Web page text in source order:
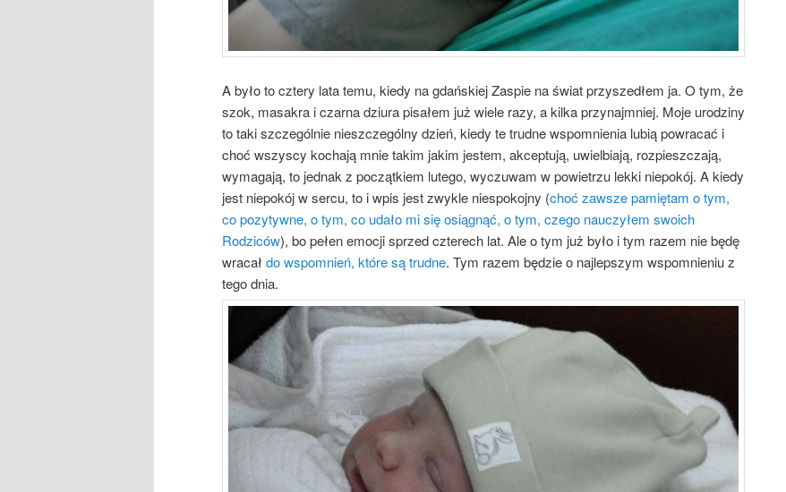
A było to cztery lata temu, kiedy na gdańskiej Zaspie na świat przyszedłem ja. O tym, że
szok, masakra i czarna dziura pisałem już wiele razy, a kilka przynajmniej. Moje urodziny
to taki szczególnie nieszczególny dzień, kiedy te trudne wspomnienia lubią powracać i
choć wszyscy kochają mnie takim jakim jestem, akceptują, uwielbiają, rozpieszczają,
wymagają, to jednak z początkiem lutego, wyczuwam w powietrzu lekki niepokój. A kiedy
jest niepokój w sercu, to i wpis jest zwykle niespokojny (choć zawsze pamiętam o tym,
co pozytywne, o tym, co udało mi się osiągnąć, o tym, czego nauczyłem swoich
Rodziców), bo pełen emocji sprzed czterech lat. Ale o tym już było i tym razem nie będę
wracał do wspomnień, które są trudne. Tym razem będzie o najlepszym wspomnieniu z
tego dnia.